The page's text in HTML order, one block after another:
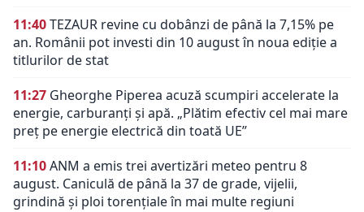
11:40TEZAUR revine cu dobânzi de până la 7,15% pe
an. Românii pot investi din 10 august în noua ediție a
titlurilor de stat
11:27 Gheorghe Piperea acuză scumpiri accelerate la
energie, carburanți și apă. „Plătim efectiv cel mai mare
preț pe energie electrică din toată UE”
11:10ANM a emis trei avertizări meteo pentru 8
august. Caniculă de până la 37 de grade, vijelii,
grindină și ploi torențiale în mai multe regiuni